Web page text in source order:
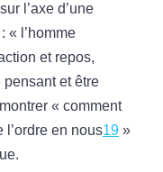
l’axe d’une
« l’homme
et repos,
pensant et être
« comment
l’ordre en nous19 »